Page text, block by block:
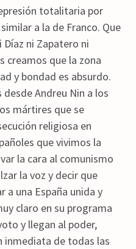
totalitaria por
a la de Franco. Que
ni Zapatero ni
creamos que la zona
y bondad es absurdo.
Andreu Nin a los
mártires que se
religiosa en
que vivimos la
la cara al comunismo
la voz y decir que
a una España unida y
claro en su programa
y llegan al poder,
inmediata de todas las